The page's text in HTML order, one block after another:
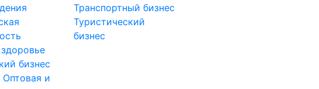
бизнес
Оптовая и
Транспортный бизнес
Туристический
бизнес